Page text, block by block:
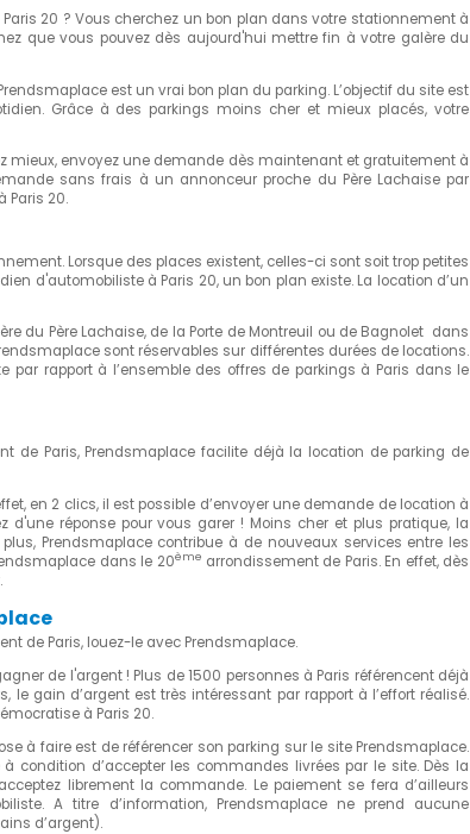
20 ? Vous cherchez un bon plan dans votre stationnement à
que vous pouvez dès aujourd'hui mettre fin à votre galère du
est un vrai bon plan du parking. L’objectif du site est
Grâce à des parkings moins cher et mieux placés, votre
mieux, envoyez une demande dès maintenant et gratuitement à
sans frais à un annonceur proche du Père Lachaise par
Paris 20.
Lorsque des places existent, celles-ci sont soit trop petites
d'automobiliste à Paris 20, un bon plan existe. La location d’un
du Père Lachaise, de la Porte de Montreuil ou de Bagnolet dans
sont réservables sur différentes durées de locations.
par rapport à l’ensemble des offres de parkings à Paris dans le
de Paris, Prendsmaplace facilite déjà la location de parking de
en 2 clics, il est possible d’envoyer une demande de location à
d'une réponse pour vous garer ! Moins cher et plus pratique, la
Prendsmaplace contribue à de nouveaux services entre les
dans le 20ème arrondissement de Paris. En effet, dès
de Paris, louez-le avec Prendsmaplace.
de l'argent ! Plus de 1500 personnes à Paris référencent déjà
gain d’argent est très intéressant par rapport à l’effort réalisé.
à Paris 20.
à faire est de référencer son parking sur le site Prendsmaplace.
condition d’accepter les commandes livrées par le site. Dès la
librement la commande. Le paiement se fera d’ailleurs
A titre d’information, Prendsmaplace ne prend aucune
d’argent).